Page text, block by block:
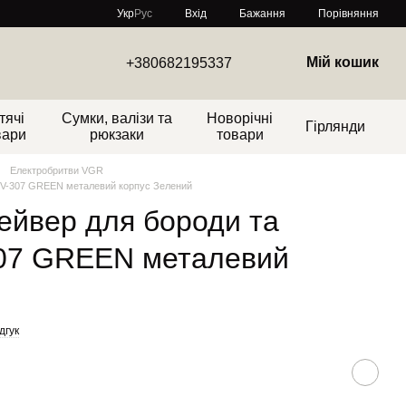
УкрРус Вхід Бажання Порівняння
+380682195337 Мій кошик
Сумки, валізи та
рюкзаки
Новорічні
товари
Гірлянди
Електробритви VGR
307 GREEN металевий корпус Зелений
для бороди та
GREEN металевий